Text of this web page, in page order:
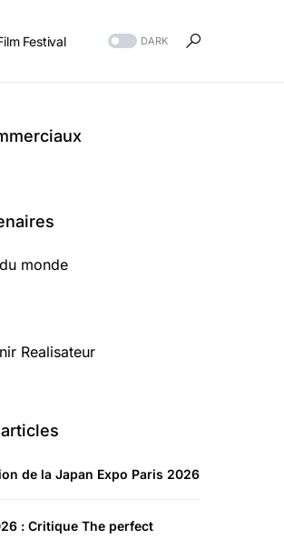
Festival DARK
monde
Realisateur
de la Japan Expo Paris 2026
: Critique The perfect